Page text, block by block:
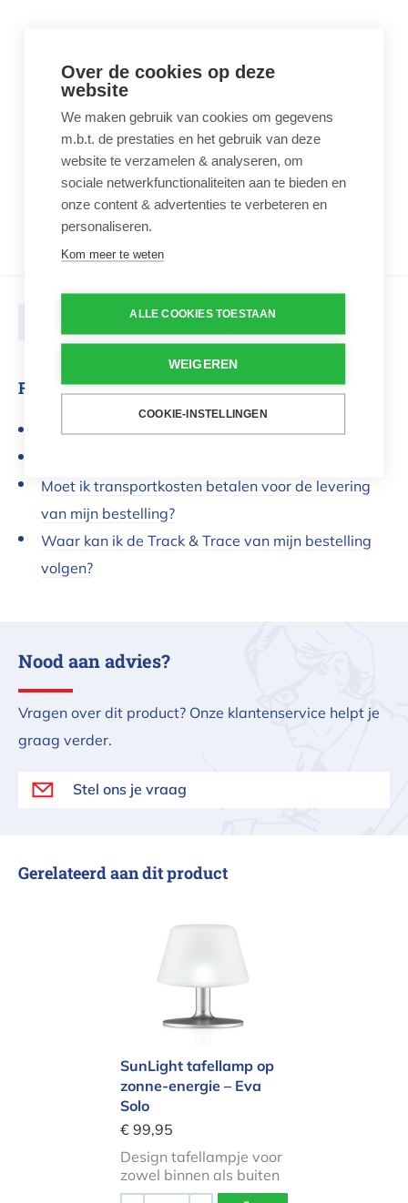
Print deze pagina
FAQs
Hoe snel mag ik mijn bestelling verwachten?
Moet ik transportkosten betalen voor de levering
van mijn bestelling?
Waar kan ik de Track & Trace van mijn bestelling
volgen?
Nood aan advies?
Vragen over dit product? Onze klantenservice helpt je
graag verder.
Stel ons je vraag
Gerelateerd aan dit product
SunLight tafellamp op
zonne-energie – Eva
Solo
€ 99,95
Design tafellampje voor
zowel binnen als buiten
Over de cookies op deze
website
We maken gebruik van cookies om gegevens
m.b.t. de prestaties en het gebruik van deze
website te verzamelen & analyseren, om
sociale netwerkfunctionaliteiten aan te bieden en
onze content & advertenties te verbeteren en
personaliseren.
Kom meer te weten
ALLE COOKIES TOESTAAN
WEIGEREN
COOKIE-INSTELLINGEN